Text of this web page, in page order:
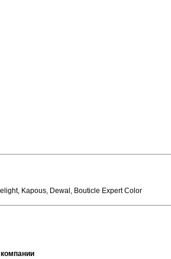
Kapous, Dewal, Bouticle Expert Color